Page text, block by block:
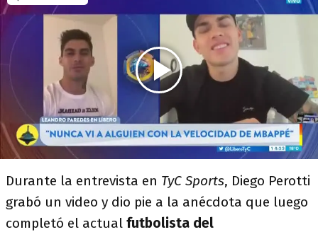
Durante la entrevista en TyC Sports, Diego Perotti
grabó un video y dio pie a la anécdota que luego
completó el actual futbolista del